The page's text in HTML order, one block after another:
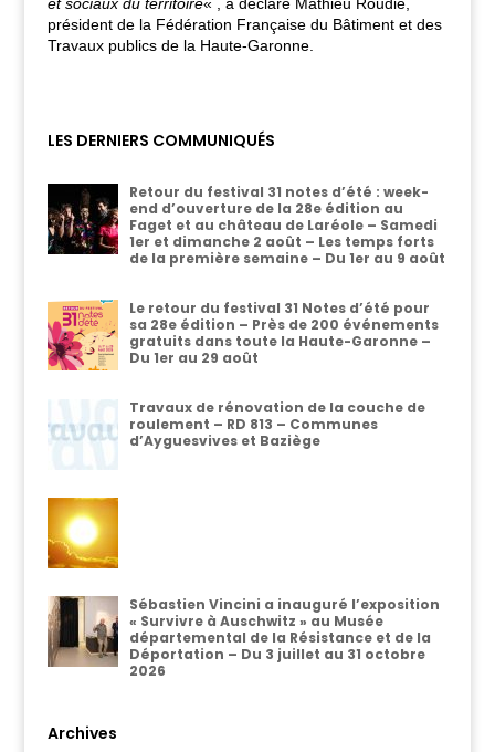
président de la Fédération Française du Bâtiment et des
Travaux publics de la Haute-Garonne.
LES DERNIERS COMMUNIQUÉS
Retour du festival 31 notes d’été : week-
end d’ouverture de la 28e édition au
Faget et au château de Laréole – Samedi
1er et dimanche 2 août – Les temps forts
de la première semaine – Du 1er au 9 août
Le retour du festival 31 Notes d’été pour
sa 28e édition – Près de 200 événements
gratuits dans toute la Haute-Garonne –
Du 1er au 29 août
Travaux de rénovation de la couche de
roulement – RD 813 – Communes
d’Ayguesvives et Baziège
Sébastien Vincini a inauguré l’exposition
« Survivre à Auschwitz » au Musée
départemental de la Résistance et de la
Déportation – Du 3 juillet au 31 octobre
2026
Archives